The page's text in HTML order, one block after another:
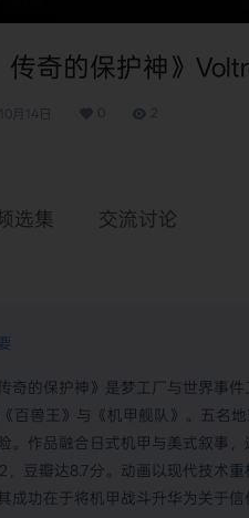
传奇的保护神》
月14日 2
选集 交流讨论
奇的保护神》是梦工厂与世界事
百兽王》与《机甲舰队》。五名
。作品融合日式机甲与美式叙事
，豆瓣达8.7分。动画以现代技术
成功在于将机甲战斗升华为关于